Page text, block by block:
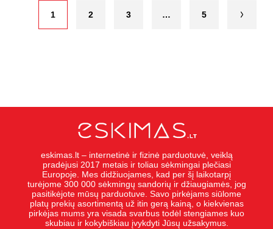
1 2 3 … 5
eskimas.lt – internetinė ir fizinė parduotuvė, veiklą
pradėjusi 2017 metais ir toliau sėkmingai plečiasi
Europoje. Mes didžiuojames, kad per šį laikotarpį
turėjome 300 000 sėkmingų sandorių ir džiaugiamės, jog
pasitikėjote mūsų parduotuve. Savo pirkėjams siūlome
platų prekių asortimentą už itin gerą kainą, o kiekvienas
pirkėjas mums yra visada svarbus todėl stengiames kuo
skubiau ir kokybiškiau įvykdyti Jūsų užsakymus.